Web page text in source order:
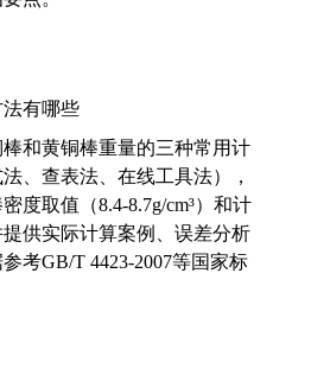
有哪些
和黄铜棒重量的三种常用计
、查表法、在线工具法），
度取值（8.4-8.7g/cm³）和计
供实际计算案例、误差分析
考GB/T 4423-2007等国家标